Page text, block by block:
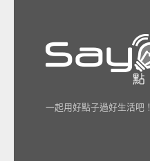
一起用好點子過好生活吧！